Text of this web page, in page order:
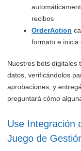
recibos
OrderAction
formato e inicia
Nuestros bots digitales
datos, verificándolos
aprobaciones, y
preguntará cómo
Use Integración
Juego de